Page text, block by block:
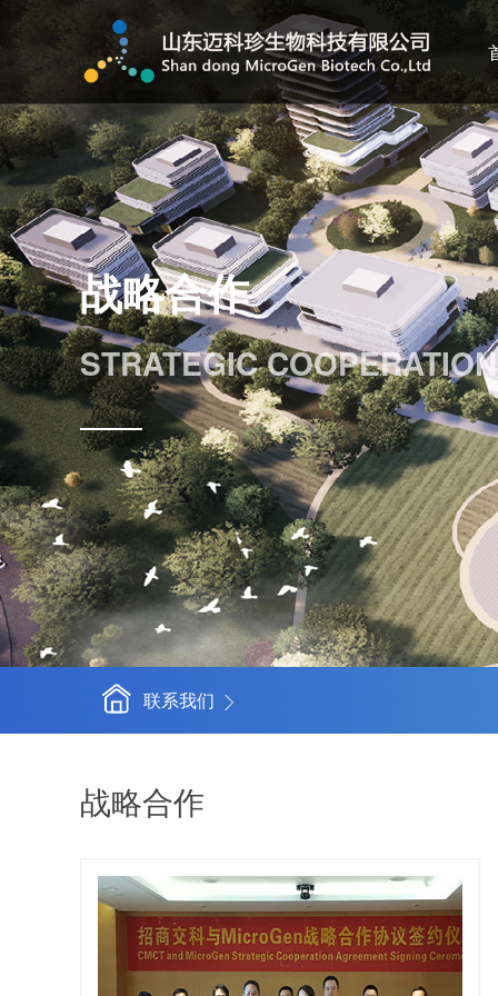
战略合作
STRATEGIC COOPERATION
联系我们
战略合作